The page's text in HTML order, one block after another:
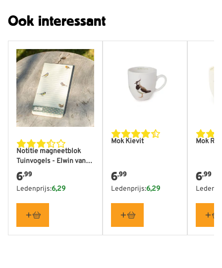
Ook interessant
Notitie magneetblok
Tuinvogels - Elwin van
der Kolk
6,99
Ledenprijs:6,29
Mok Kievit
6,99
Ledenprijs:6,29
Mok
6,99